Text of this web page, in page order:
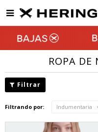

ROPA DE
Filtrando por: Indumentaria